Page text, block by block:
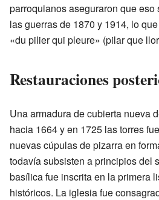
parroquianos aseguraron que
las guerras de 1870 y 1914, lo
«du pilier qui pleure» (pilar que
Restauraciones
Una armadura de cubierta nueva
hacia 1664 y en 1725 las torres
nuevas cúpulas de pizarra en
todavía subsisten a principios del
basílica fue inscrita en la primera
históricos. La iglesia fue